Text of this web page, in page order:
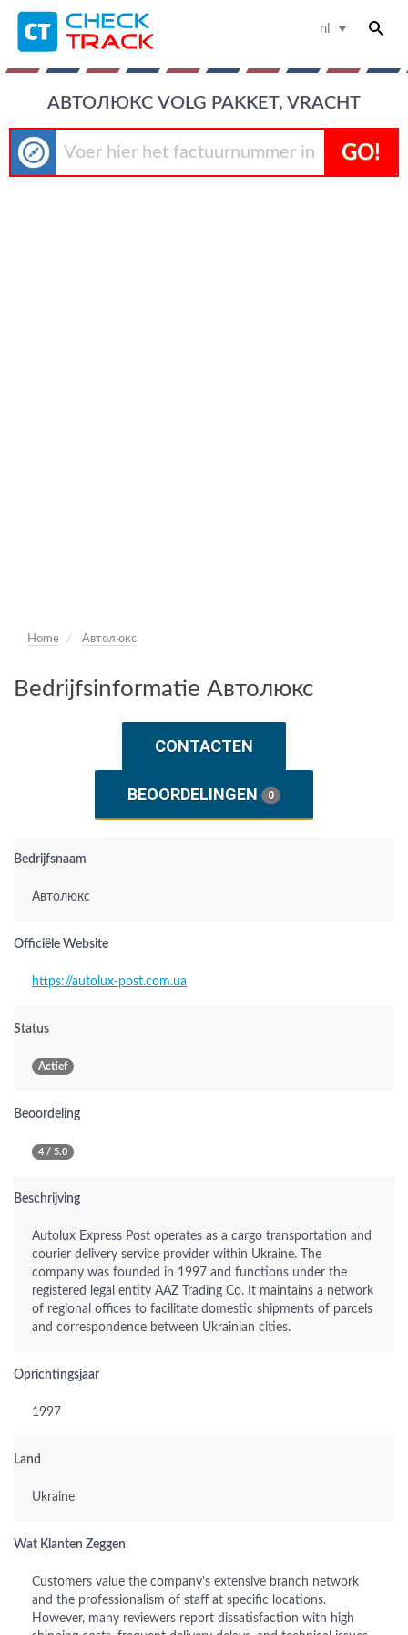
nl
АВТОЛЮКС VOLG PAKKET, VRACHT
GO!
Home Автолюкс
Bedrijfsinformatie Автолюкс
CONTACTEN
BEOORDELINGEN 0
Bedrijfsnaam
Автолюкс
Officiële Website
https://autolux-post.com.ua
Status
Actief
Beoordeling
4 / 5.0
Beschrijving
Autolux Express Post operates as a cargo transportation and
courier delivery service provider within Ukraine. The
company was founded in 1997 and functions under the
registered legal entity AAZ Trading Co. It maintains a network
of regional offices to facilitate domestic shipments of parcels
and correspondence between Ukrainian cities.
Oprichtingsjaar
1997
Land
Ukraine
Wat Klanten Zeggen
Customers value the company's extensive branch network
and the professionalism of staff at specific locations.
However, many reviewers report dissatisfaction with high